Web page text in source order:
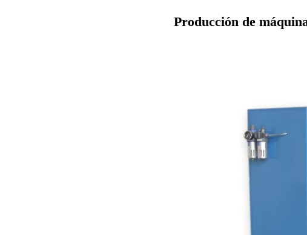
Producción de